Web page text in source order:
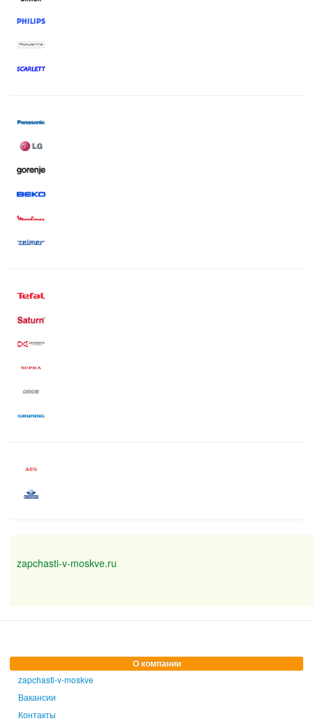
zapchasti-v-moskve.ru
О компании
zapchasti-v-moskve
Вакансии
Контакты